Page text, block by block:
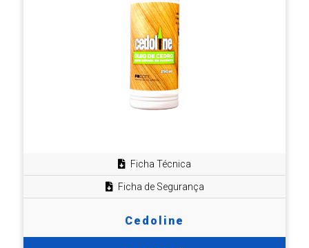
Ficha Técnica
Ficha de Segurança
Cedoline